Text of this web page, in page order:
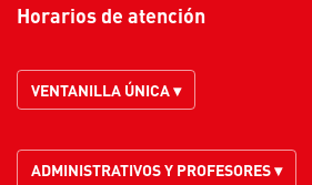
Horarios de atención
VENTANILLA ÚNICA ▾
ADMINISTRATIVOS Y PROFESORES ▾